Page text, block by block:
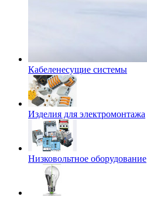
Кабеленесущие системы
Изделия для электромонтажа
Низковольтное оборудование